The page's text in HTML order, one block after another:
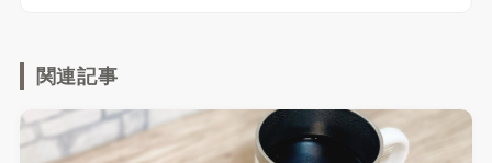
関連記事